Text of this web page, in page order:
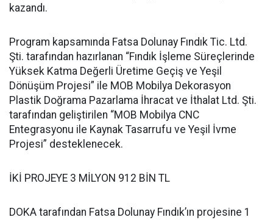
kazandı.
Program kapsamında Fatsa Dolunay Fındık Tic. Ltd.
Şti. tarafından hazırlanan “Fındık İşleme Süreçlerinde
Yüksek Katma Değerli Üretime Geçiş ve Yeşil
Dönüşüm Projesi” ile MOB Mobilya Dekorasyon
Plastik Doğrama Pazarlama İhracat ve İthalat Ltd. Şti.
tarafından geliştirilen “MOB Mobilya CNC
Entegrasyonu ile Kaynak Tasarrufu ve Yeşil İvme
Projesi” desteklenecek.
İKİ PROJEYE 3 MİLYON 912 BİN TL
DOKA tarafından Fatsa Dolunay Fındık’ın projesine 1